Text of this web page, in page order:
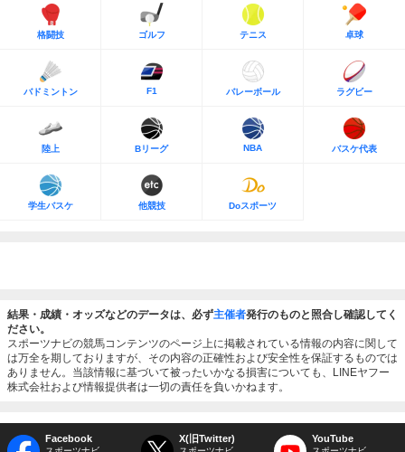
格闘技 ゴルフ テニス 卓球
バドミントン F1 バレーボール ラグビー
陸上 Bリーグ NBA バスケ代表
学生バスケ 他競技 Doスポーツ
結果・成績・オッズなどのデータは、必ず主催者発行のものと照合し確認してく
ださい。
スポーツナビの競馬コンテンツのページ上に掲載されている情報の内容に関して
は万全を期しておりますが、その内容の正確性および安全性を保証するものでは
ありません。当該情報に基づいて被ったいかなる損害についても、LINEヤフー
株式会社および情報提供者は一切の責任を負いかねます。
Facebook X(旧Twitter) YouTube